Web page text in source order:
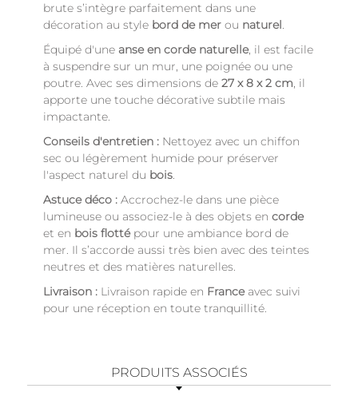
brute s’intègre parfaitement dans une
décoration au style bord de mer ou naturel.
Équipé d'une anse en corde naturelle, il est facile
à suspendre sur un mur, une poignée ou une
poutre. Avec ses dimensions de 27 x 8 x 2 cm, il
apporte une touche décorative subtile mais
impactante.
Conseils d'entretien : Nettoyez avec un chiffon
sec ou légèrement humide pour préserver
l'aspect naturel du bois.
Astuce déco : Accrochez-le dans une pièce
lumineuse ou associez-le à des objets en corde
et en bois flottépour une ambiance bord de
mer. Il s’accorde aussi très bien avec des teintes
neutres et des matières naturelles.
Livraison : Livraison rapide en Franceavec suivi
pour une réception en toute tranquillité.
PRODUITS ASSOCIÉS